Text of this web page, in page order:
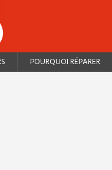
POURQUOI RÉPARER